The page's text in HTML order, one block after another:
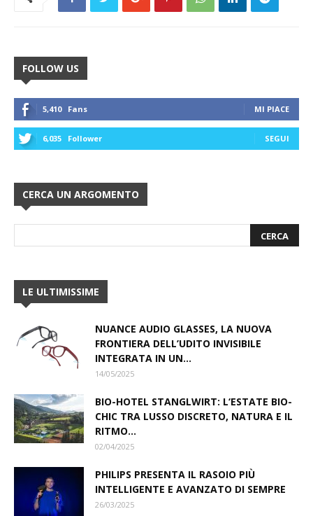
FOLLOW US
5,410 Fans MI PIACE
6,035 Follower SEGUI
CERCA UN ARGOMENTO
LE ULTIMISSIME
NUANCE AUDIO GLASSES, LA NUOVA
FRONTIERA DELL’UDITO INVISIBILE
INTEGRATA IN UN...
14/05/2025
BIO-HOTEL STANGLWIRT: L‘ESTATE BIO-
CHIC TRA LUSSO DISCRETO, NATURA E IL
RITMO...
02/04/2025
PHILIPS PRESENTA IL RASOIO PIÙ
INTELLIGENTE E AVANZATO DI SEMPRE
26/03/2025